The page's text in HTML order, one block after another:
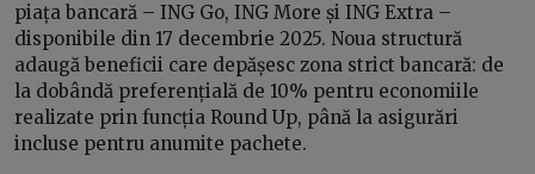
piața bancară – ING Go, ING More și ING Extra –
disponibile din 17 decembrie 2025. Noua structură
adaugă beneficii care depășesc zona strict bancară: de
la dobândă preferențială de 10% pentru economiile
realizate prin funcția Round Up, până la asigurări
incluse pentru anumite pachete.